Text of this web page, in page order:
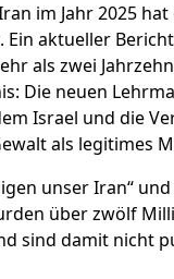
im Jahr 2025
aktueller
als zwei
Die neuen
Israel und die
als legitimes
unser Iran“
über zwölf
sind damit nicht